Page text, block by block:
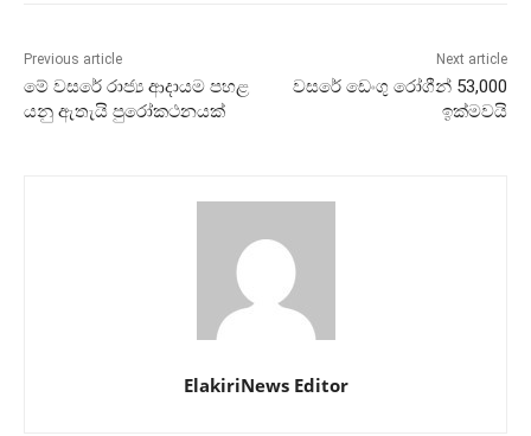
Previous article
මේ වසරේ රාජ්‍ය ආදායම පහළ
යනු ඇතැයි පුරෝකථනයක්
Next article
වසරේ ඩෙංගු රෝගීන් 53,000
ඉක්මවයි
ElakiriNews Editor